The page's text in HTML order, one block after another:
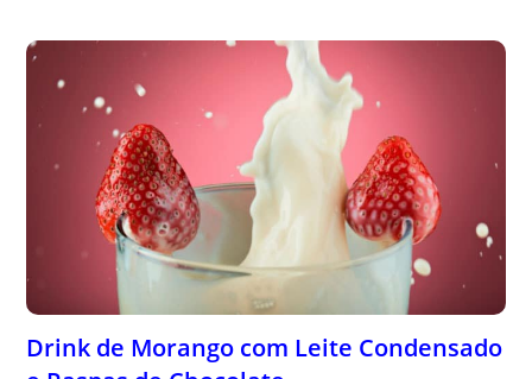
Drink de Morango com Leite Condensado